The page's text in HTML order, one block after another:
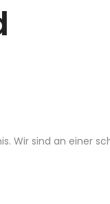
Wir sind an einer